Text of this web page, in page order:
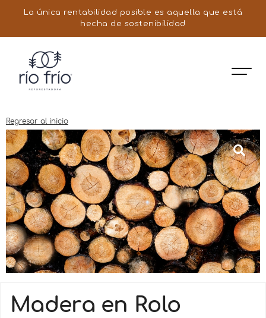
La única rentabilidad posible es aquella que está
hecha de sostenibilidad
Regresar al inicio
Madera en Rolo